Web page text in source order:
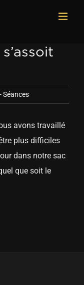
Séances
avons travaillé
plus difficiles
dans notre sac
que soit le